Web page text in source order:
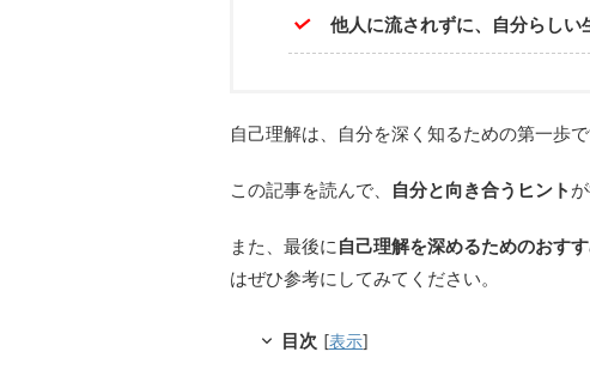
他人に流されずに、自分らしい
自己理解は、自分を深く知るための第一歩で
この記事を読んで、 自分と向き合うヒント
また、最後に自己理解を深めるためのおす
はぜひ参考にしてみてください。
目次 [表示]